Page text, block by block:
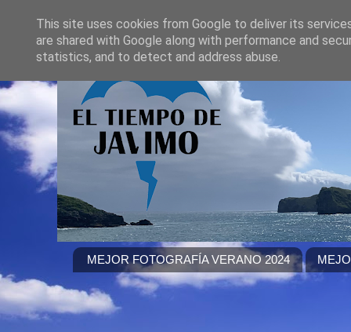
MEJOR FOTOGRAFÍA VERANO 2024
This site uses cookies from Google to deliver its
are shared with Google along with performance and
statistics, and to detect and address abuse.